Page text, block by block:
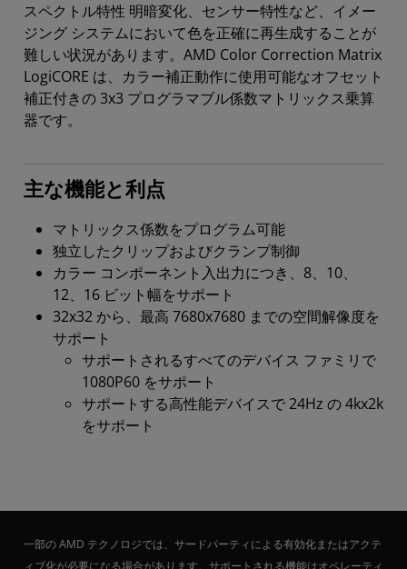
スペクトル特性 明暗変化、センサー特性など、イメー
ジング システムにおいて色を正確に再生成することが
難しい状況があります。AMD Color Correction Matrix
LogiCORE は、カラー補正動作に使用可能なオフセット
補正付きの 3x3 プログラマブル係数マトリックス乗算
器です。
主な機能と利点
マトリックス係数をプログラム可能
独立したクリップおよびクランプ制御
カラー コンポーネント入出力につき、8、10、
12、16 ビット幅をサポート
32x32 から、最高 7680x7680 までの空間解像度を
サポート
サポートされるすべてのデバイス ファミリで
1080P60 をサポート
サポートする高性能デバイスで 24Hz の 4kx2k
をサポート
一部の AMD テクノロジでは、サードパーティによる有効化またはアクテ